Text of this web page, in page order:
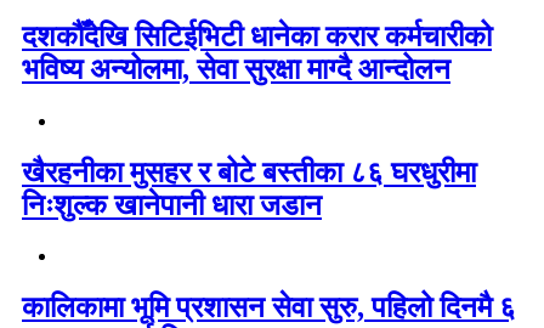
दशकौँदेखि सिटिईभिटी धानेका करार कर्मचारीको
भविष्य अन्योलमा, सेवा सुरक्षा माग्दै आन्दोलन
खैरहनीका मुसहर र बोटे बस्तीका ८६ घरधुरीमा
निःशुल्क खानेपानी धारा जडान
कालिकामा भूमि प्रशासन सेवा सुरु, पहिलो दिनमै ६